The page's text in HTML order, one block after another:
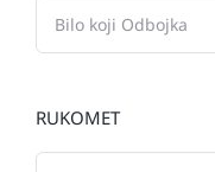
RUKOMET